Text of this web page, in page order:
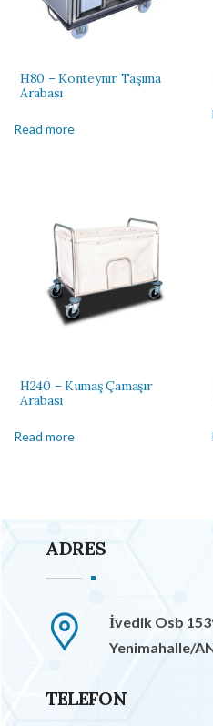
H80 – Konteynır Taşıma
Arabası
Read more
H240 – Kumaş Çamaşır
Arabası
Read more
ADRES
İvedik Osb
Yenimahalle/
TELEFON